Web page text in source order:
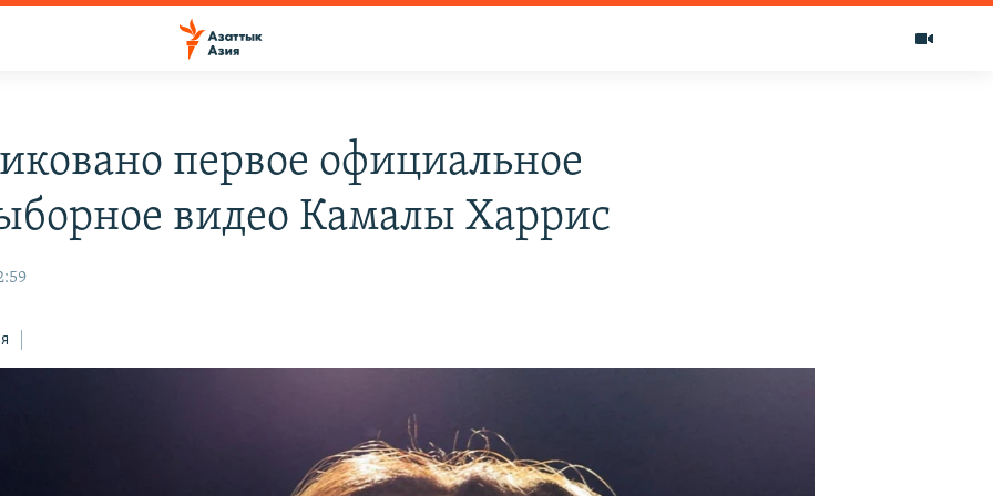
первое официальное
видео Камалы Харрис